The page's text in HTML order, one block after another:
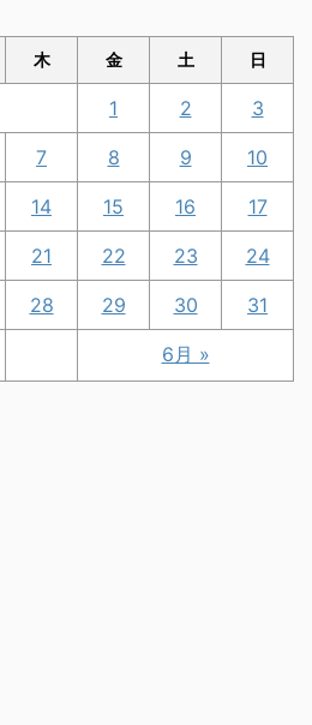
木 金 土 日
6月 »
1 2 3
7 8 9 10
14 15 16 17
21 22 23 24
28 29 30 31